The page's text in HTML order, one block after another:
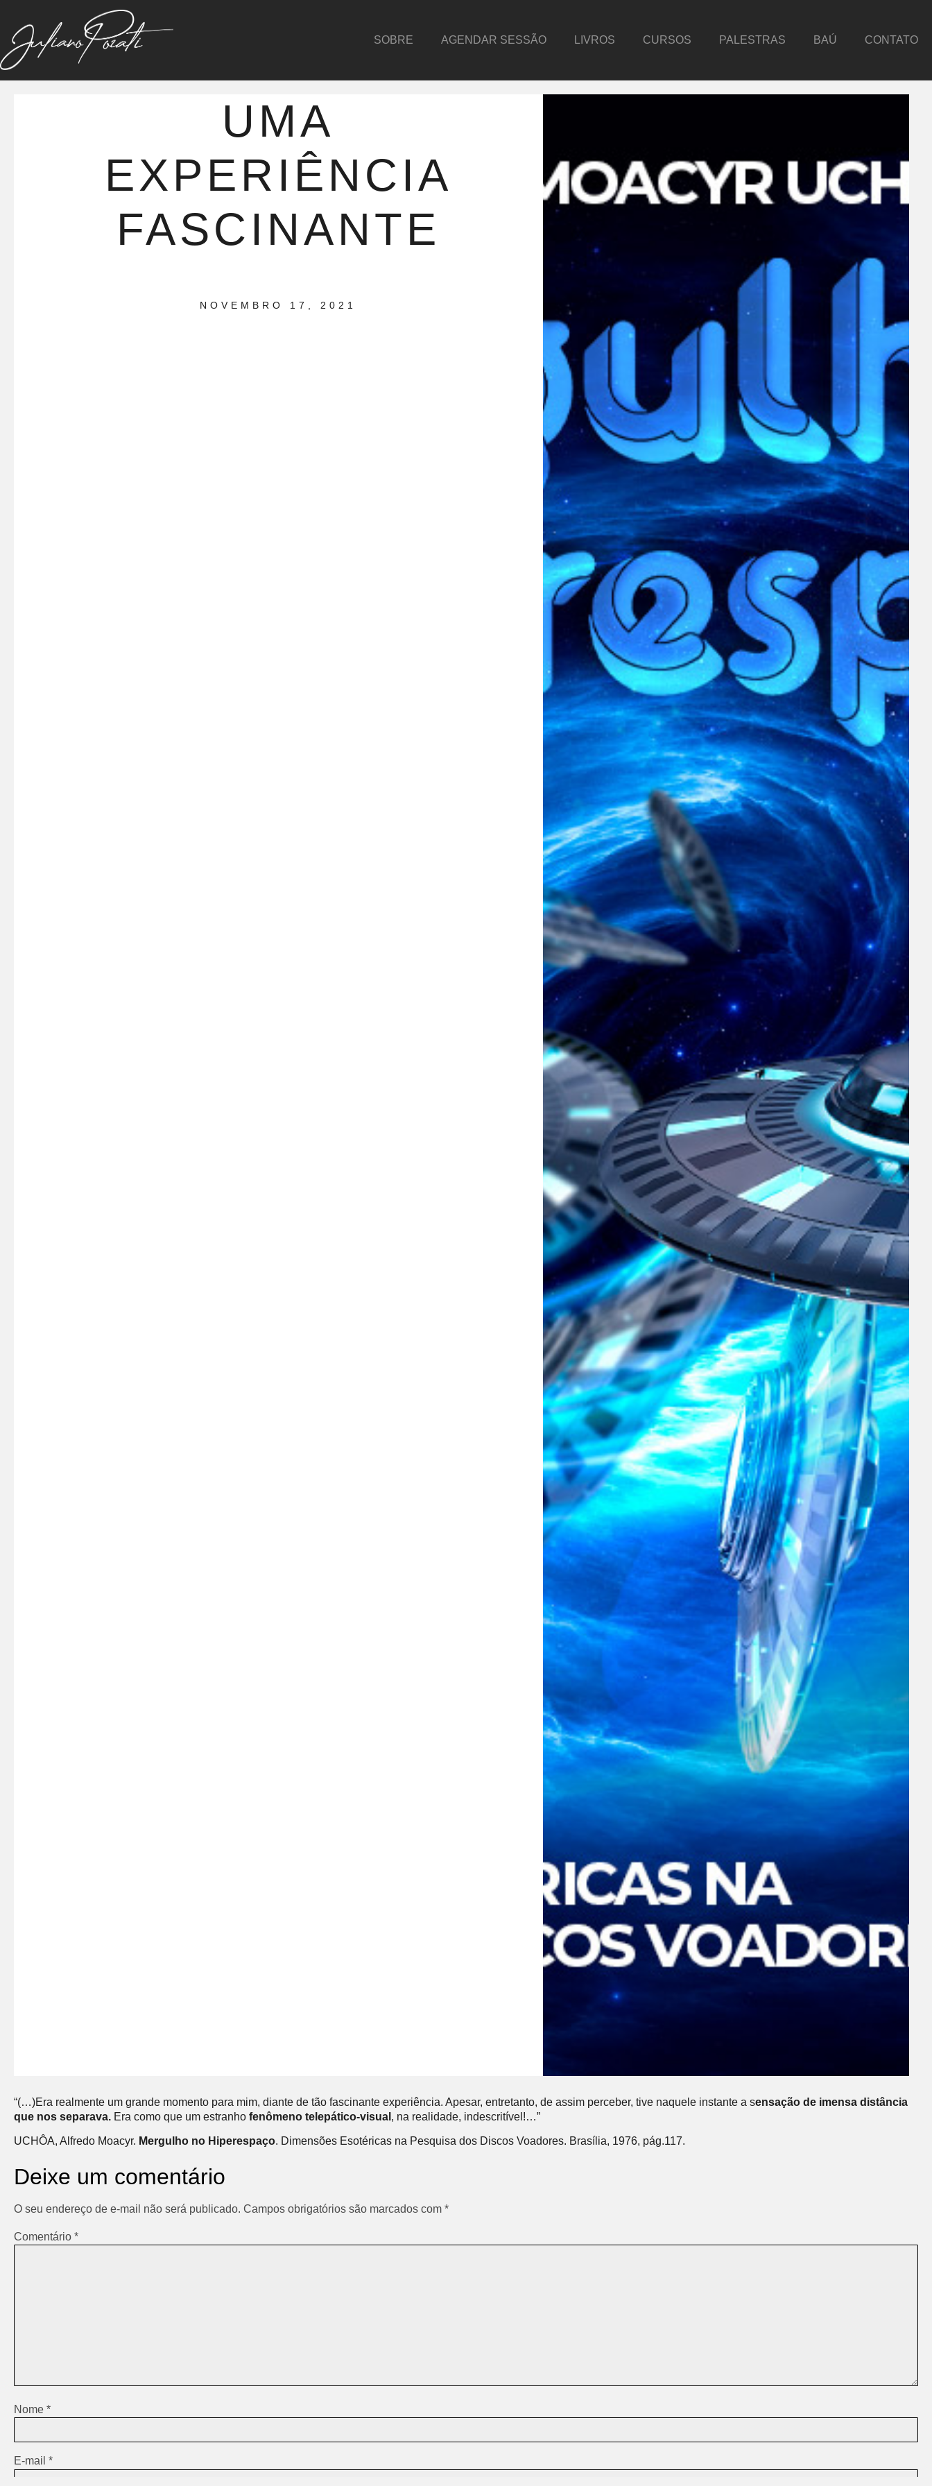
SOBRE AGENDAR SESSÃO LIVROS CURSOS PALESTRAS BAÚ CONTATO
UMA
EXPERIÊNCIA
FASCINANTE
NOVEMBRO 17, 2021
“(…)Era realmente um grande momento para mim, diante de tão fascinante experiência. Apesar, entretanto, de assim perceber, tive naquele instante a sensação de imensa distância
que nos separava. Era como que um estranho fenômeno telepático-visual , na realidade, indescritível!…”
UCHÔA, Alfredo Moacyr. Mergulho no Hiperespaço. Dimensões Esotéricas na Pesquisa dos Discos Voadores. Brasília, 1976, pág.117.
Deixe um comentário
O seu endereço de e-mail não será publicado. Campos obrigatórios são marcados com *
Comentário *
Nome *
E-mail *